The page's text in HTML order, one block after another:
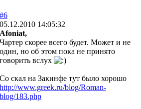
#6
05.12.2010 14:05:32
Afoniat,
Чартер скорее всего будет. Может и не
один, но об этом пока не принято
говорить вслух
Со скал на Закинфе тут было хорошо
http://www.greek.ru/blog/Roman-
blog/183.php